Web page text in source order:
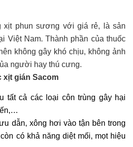
xịt phun sương với giá rẻ, là sản
Việt Nam. Thành phần của thuốc
không gây khó chịu, không ảnh
người hay thú cưng.
xịt gián Sacom
tất cả các loại côn trùng gây hại
dẫn, xông hơi vào tận bên trong
có khả năng diệt mối, mọt hiệu